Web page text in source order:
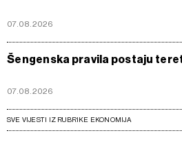
07.08.2026
Šengenska pravila postaju
07.08.2026
SVE VIJESTI IZ RUBRIKE EKONOMIJA